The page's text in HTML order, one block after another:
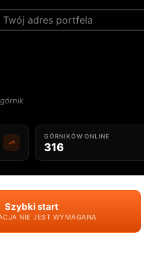
GÓRNIKÓW ONLINE
316
Szybki start
NIE JEST WYMAGANA